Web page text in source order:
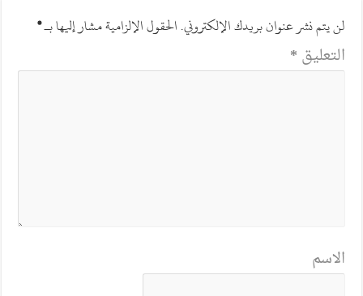
لن يتم نشر عنوان بريدك الإلكتروني.الحقول الإلزامية مشار إليها بـ*
التعليق *
الاسم